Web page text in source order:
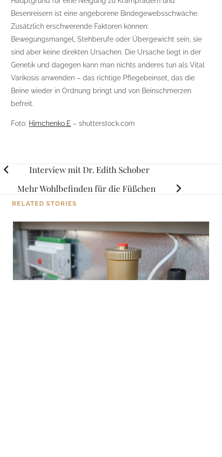
Besenreisern ist eine angeborene Bindegewebsschwäche.
Zusätzlich erschwerende Faktoren können:
Bewegungsmangel, Stehberufe oder Übergewicht sein, sie
sind aber keine direkten Ursachen. Die Ursache liegt in der
Genetik und dagegen kann man nichts anderes tun als Vital
Varikosis anwenden – das richtige Pflegebeinset, das die
Beine wieder in Ordnung bringt und von Beinschmerzen
befreit.
Foto: Himchenko.E – shutterstock.com
Posts
navigation
Interview mit Dr. Edith Schober
Mehr Wohlbefinden für die Füßchen
RELATED STORIES